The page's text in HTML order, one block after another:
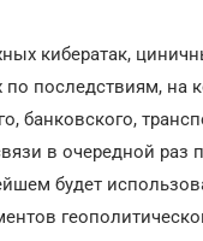
кибератак,
по последствиям, на
банковского,
в очередной раз
будет